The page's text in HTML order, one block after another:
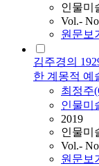
인물미
Vol.-
원문보
김주경의
한 계몽적 예
최정주
인물미
2019
인물미
Vol.-
원문보